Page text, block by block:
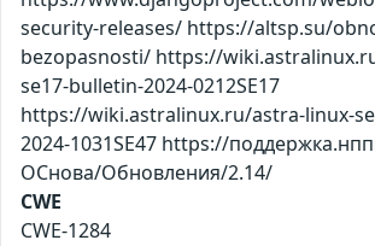
security-releases/ https://altsp.su/
bezopasnosti/ https://
se17-bulletin-2024-0212SE17
https://wiki.astralinux.ru/astra-linux-
2024-1031SE47 https://
ОСнова/Обновления/2.14/
CWE
CWE-1284